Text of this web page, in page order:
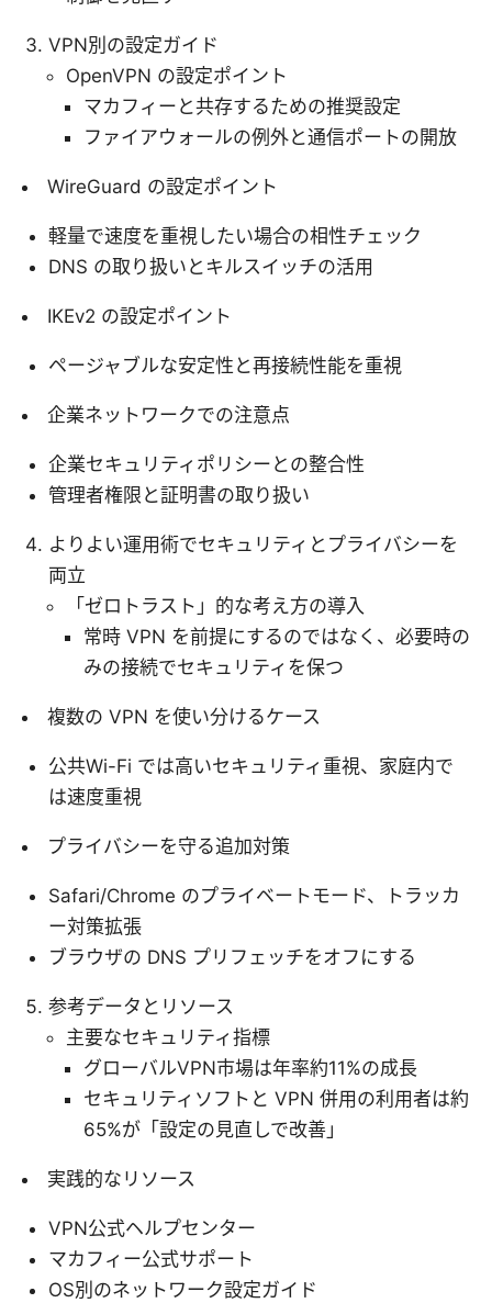
VPN別の設定ガイド
OpenVPN の設定ポイント
マカフィーと共存するための推奨設定
ファイアウォールの例外と通信ポートの開放
WireGuard の設定ポイント
軽量で速度を重視したい場合の相性チェック
DNS の取り扱いとキルスイッチの活用
IKEv2 の設定ポイント
ページャブルな安定性と再接続性能を重視
企業ネットワークでの注意点
企業セキュリティポリシーとの整合性
管理者権限と証明書の取り扱い
よりよい運用術でセキュリティとプライバシーを
両立
「ゼロトラスト」的な考え方の導入
常時 VPN を前提にするのではなく、必要時の
みの接続でセキュリティを保つ
複数の VPN を使い分けるケース
公共Wi-Fi では高いセキュリティ重視、家庭内で
は速度重視
プライバシーを守る追加対策
Safari/Chrome のプライベートモード、トラッカ
ー対策拡張
ブラウザの DNS プリフェッチをオフにする
参考データとリソース
主要なセキュリティ指標
グローバルVPN市場は年率約11%の成長
セキュリティソフトと VPN 併用の利用者は約
65%が「設定の見直しで改善」
実践的なリソース
VPN公式ヘルプセンター
マカフィー公式サポート
OS別のネットワーク設定ガイド